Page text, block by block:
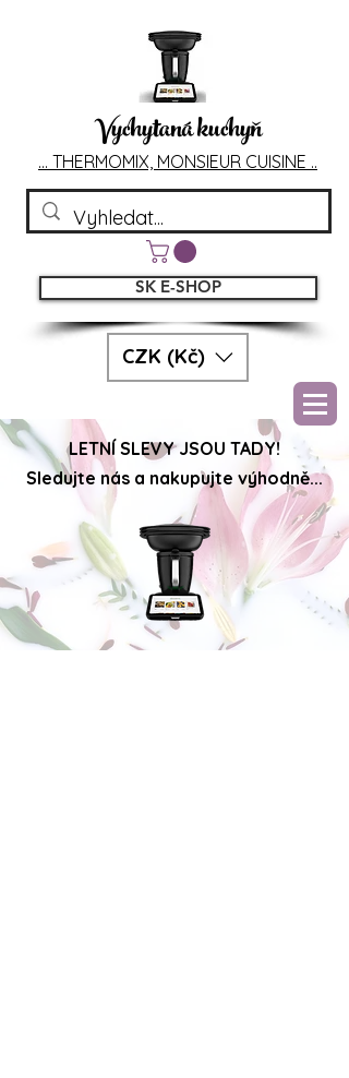
Vychytaná kuchyň
... THERMOMIX, MONSIEUR CUISINE ..
CZK (Kč)
SK E-SHOP
LETNÍ SLEVY JSOU TADY!
Sledujte nás a nakupujte výhodně...